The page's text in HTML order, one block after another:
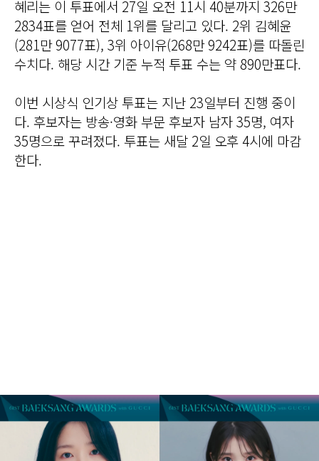
혜리는 이 투표에서 27일 오전 11시 40분까지 326만
2834표를 얻어 전체 1위를 달리고 있다. 2위 김혜윤
(281만 9077표), 3위 아이유(268만 9242표)를 따돌린
수치다. 해당 시간 기준 누적 투표 수는 약 890만표다.
이번 시상식 인기상 투표는 지난 23일부터 진행 중이
다. 후보자는 방송·영화 부문 후보자 남자 35명, 여자
35명으로 꾸려졌다. 투표는 새달 2일 오후 4시에 마감
한다.